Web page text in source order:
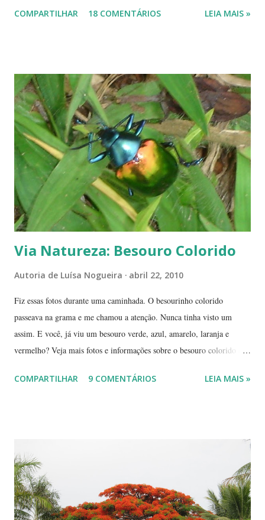
novas flores e sempre novas sementes. É a esperança, em cada ano, de
estação seca pode durar até 5 meses. Neste período o índice de
umidade relativa do ar chega, muitas vezes, no meio da tarde, a
índices inferiores a 15%. Por isto tantas queimadas acontecem entre
maio e setembro, período de estiagem. Um toco de cigarro ou algumas
brasas que ficaram de um pique-nique pode ser o começo de um
fogaréu. Há também os casos em que o fogo...
COMPARTILHAR 18 COMENTÁRIOS LEIA MAIS »
Via Natureza: Besouro Colorido
Autoria de Luísa Nogueira abril 22, 2010
Fiz essas fotos durante uma caminhada. O besourinho colorido
passeava na grama e me chamou a atenção. Nunca tinha visto um
assim. E você, já viu um besouro verde, azul, amarelo, laranja e
vermelho? Veja mais fotos e informações sobre o besouro colorido e a
Terra, aquele abraço! ------------ Dia da Terra - Veja aqui . -----------
COMPARTILHAR 9 COMENTÁRIOS LEIA MAIS »